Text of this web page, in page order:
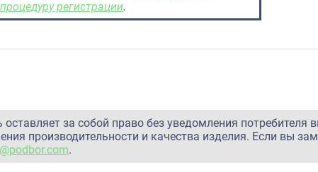
регистрации.
оставляет за собой право без уведомления
производительности и качества изделия. Если вы
.